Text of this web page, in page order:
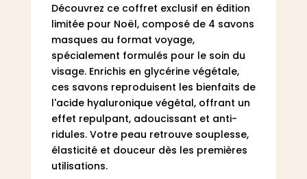
Découvrez ce coffret exclusif en édition
limitée pour Noël, composé de 4 savons
masques au format voyage,
spécialement formulés pour le soin du
visage. Enrichis en glycérine végétale,
ces savons reproduisent les bienfaits de
l'acide hyaluronique végétal, offrant un
effet repulpant, adoucissant et anti-
ridules. Votre peau retrouve souplesse,
élasticité et douceur dès les premières
utilisations.